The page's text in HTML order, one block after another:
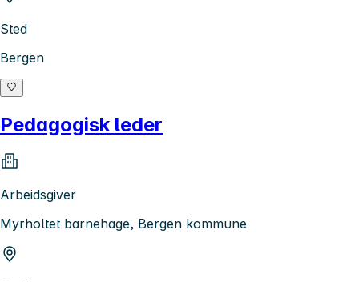
Sted
Bergen
Pedagogisk leder
Arbeidsgiver
Myrholtet barnehage, Bergen kommune